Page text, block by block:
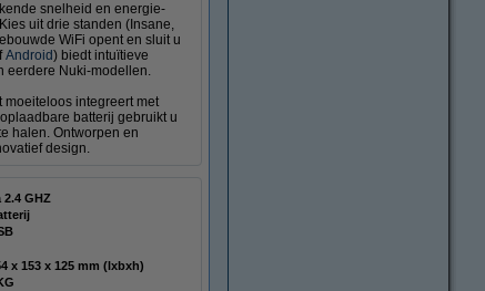
snelheid en energie-
uit drie standen (Insane,
WiFi opent en sluit u
Android) biedt intuïtieve
eerdere Nuki-modellen.
moeiteloos integreert met
batterij gebruikt u
halen. Ontworpen en
design.
2.4 GHZ
154 x 153 x 125 mm (lxbxh)